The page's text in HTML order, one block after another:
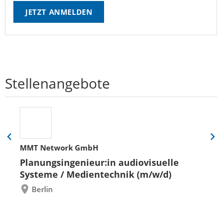
JETZT ANMELDEN
Stellenangebote
MMT Network GmbH
Planungsingenieur:in audiovisuelle
Systeme / Medientechnik (m/w/d)
Berlin
Eine
Folie
zurück
Eine